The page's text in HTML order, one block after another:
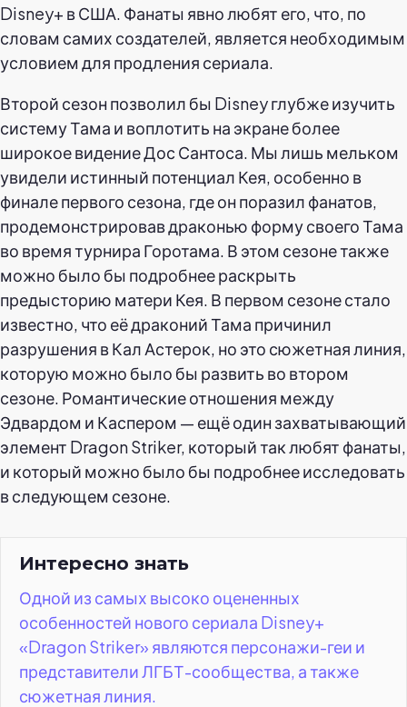
Disney+ в США. Фанаты явно любят его, что, по
словам самих создателей, является необходимым
условием для продления сериала.
Второй сезон позволил бы Disney глубже изучить
систему Тама и воплотить на экране более
широкое видение Дос Сантоса. Мы лишь мельком
увидели истинный потенциал Кея, особенно в
финале первого сезона, где он поразил фанатов,
продемонстрировав драконью форму своего Тама
во время турнира Горотама. В этом сезоне также
можно было бы подробнее раскрыть
предысторию матери Кея. В первом сезоне стало
известно, что её драконий Тама причинил
разрушения в Кал Астерок, но это сюжетная линия,
которую можно было бы развить во втором
сезоне. Романтические отношения между
Эдвардом и Каспером — ещё один захватывающий
элемент Dragon Striker, который так любят фанаты,
и который можно было бы подробнее исследовать
в следующем сезоне.
Интересно знать
Одной из самых высоко оцененных
особенностей нового сериала Disney+
«Dragon Striker» являются персонажи-геи и
представители ЛГБТ-сообщества, а также
сюжетная линия.